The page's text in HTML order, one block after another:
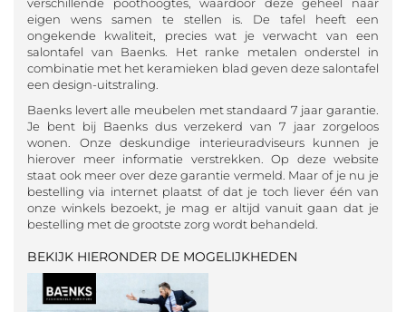
eigen wens samen te stellen is. De tafel heeft een
ongekende kwaliteit, precies wat je verwacht van een
salontafel van Baenks. Het ranke metalen onderstel in
combinatie met het keramieken blad geven deze salontafel
een design-uitstraling.
Baenks levert alle meubelen met standaard 7 jaar garantie.
Je bent bij Baenks dus verzekerd van 7 jaar zorgeloos
wonen. Onze deskundige interieuradviseurs kunnen je
hierover meer informatie verstrekken. Op deze website
staat ook meer over deze garantie vermeld. Maar of je nu je
bestelling via internet plaatst of dat je toch liever één van
onze winkels bezoekt, je mag er altijd vanuit gaan dat je
bestelling met de grootste zorg wordt behandeld.
BEKIJK HIERONDER DE MOGELIJKHEDEN